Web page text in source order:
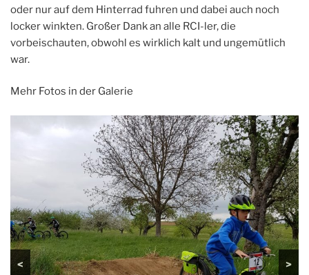
oder nur auf dem Hinterrad fuhren und dabei auch noch
locker winkten. Großer Dank an alle RCI-ler, die
vorbeischauten, obwohl es wirklich kalt und ungemütlich
war.
Mehr Fotos in der Galerie
< >